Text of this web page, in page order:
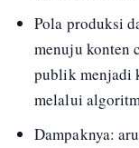
Pola produksi
menuju konten
publik menjadi
melalui
Dampaknya: